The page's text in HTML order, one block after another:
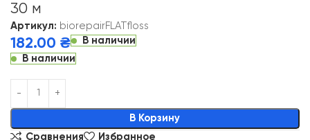
30 м
Артикул: biorepairFLATfloss
182.00 ₴
В наличии
В наличии
В Корзину
Alternative:
Сравнения
Избранное